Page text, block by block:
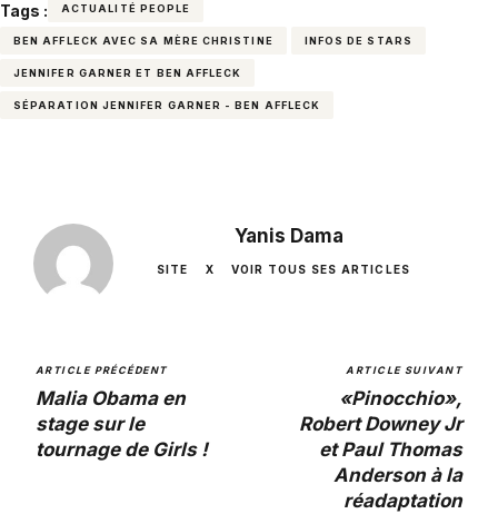
Tags : ACTUALITÉ PEOPLE
BEN AFFLECK AVEC SA MÈRE CHRISTINE INFOS DE STARS
JENNIFER GARNER ET BEN AFFLECK
SÉPARATION JENNIFER GARNER - BEN AFFLECK
Yanis Dama
SITE X VOIR TOUS SES ARTICLES
ARTICLE PRÉCÉDENT
Malia Obama en
stage sur le
tournage de Girls !
ARTICLE SUIVANT
«Pinocchio»,
Robert Downey Jr
et Paul Thomas
Anderson à la
réadaptation